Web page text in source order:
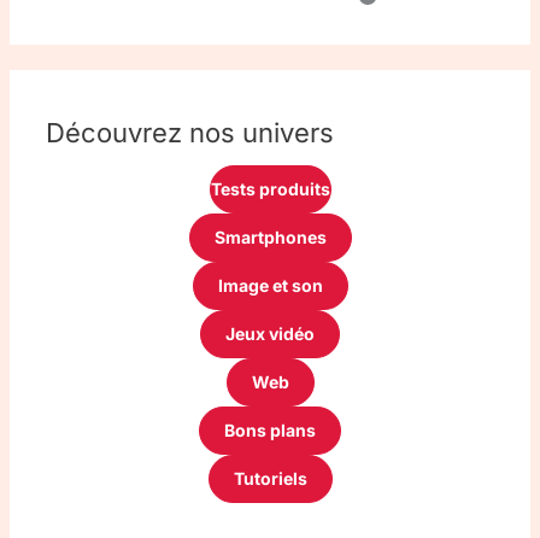
Découvrez nos univers
Tests produits
Smartphones
Image et son
Jeux vidéo
Web
Bons plans
Tutoriels